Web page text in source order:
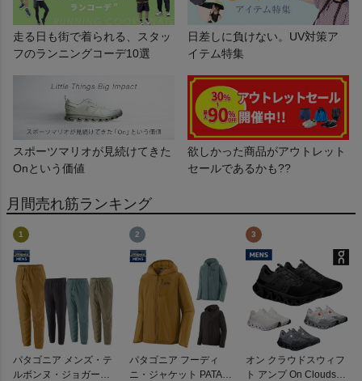
走る日も街で着られる、スタッ
フのランニングコーデ10選
日差しに負けない。UV対策ア
イテム特集
スポーツマリオが見続けてきた
Onという価値
欲しかった商品がアウトレット
セールであるかも??
月間売れ筋ランキング
1
パタゴニア メンズ・テ
ルボンヌ・ジョガーズ
2
パタゴニア フーディ
ニ・ジャケット PATAG
3
オン クラウドスウィフ
ト アンプ On Cloudswif